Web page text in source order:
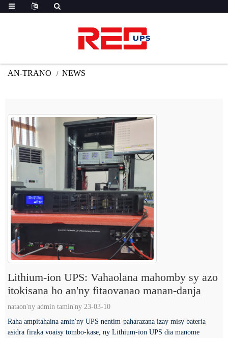
AN-TRANO NEWS
Lithium-ion UPS: Vahaolana mahomby sy azo
itokisana ho an'ny fitaovanao manan-danja
nataon'ny admin tamin'ny 23-03-10
Raha ampitahaina amin'ny UPS nentim-paharazana izay misy bateria
asidra firaka voaisy tombo-kase, ny Lithium-ion UPS dia manome